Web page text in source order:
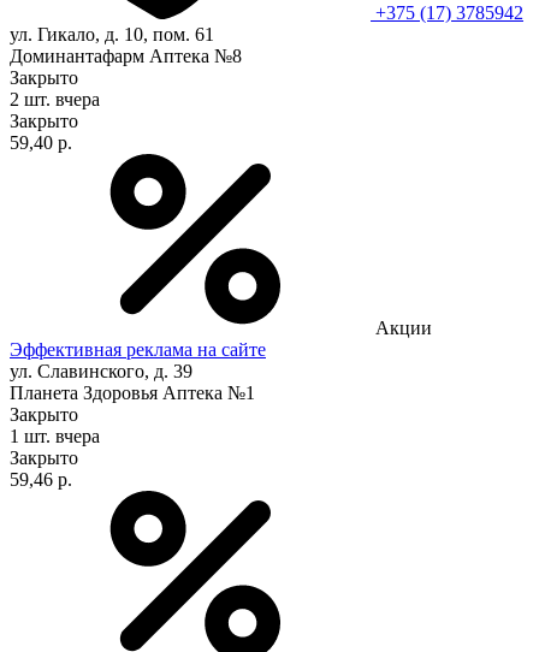
+375 (17) 3785942
ул. Гикало, д. 10, пом. 61
Доминантафарм Аптека №8
Закрыто
2 шт. вчера
Закрыто
59,40 р.
Акции
Эффективная реклама на сайте
ул. Славинского, д. 39
Планета Здоровья Аптека №1
Закрыто
1 шт. вчера
Закрыто
59,46 р.